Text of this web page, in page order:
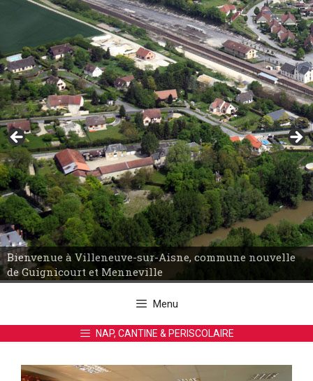
Bienvenue à Villeneuve-sur-Aisne, commune nouvelle
de Guignicourt et Menneville
Menu
NAP, CANTINE & PERISCOLAIRE